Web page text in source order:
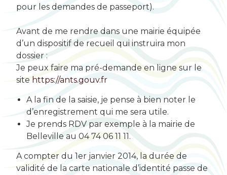
pour les demandes de passeport).
Avant de me rendre dans une mairie équipée
d’un dispositif de recueil qui instruira mon
dossier :
Je peux faire ma pré-demande en ligne sur le
site https://ants.gouv.fr
A la fin de la saisie, je pense à bien noter le
d’enregistrement qui me sera utile.
Je prends RDV par exemple à la mairie de
Belleville au 04 74 06 11 11.
A compter du 1er janvier 2014, la durée de
validité de la carte nationale d’identité passe de